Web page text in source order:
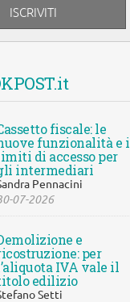
ISCRIVITI
fiscale: le
funzionalità e i
di accesso per
intermediari
Pennacini
07-2026
e
per
IVA vale il
edilizio
Setti